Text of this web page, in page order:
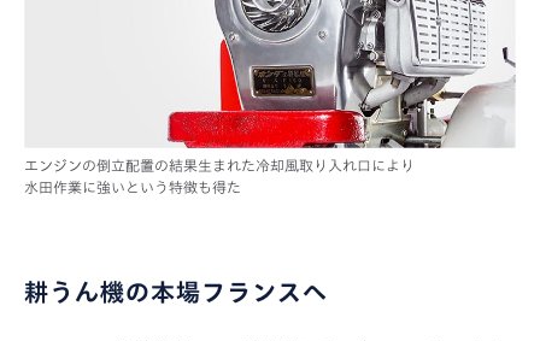
エンジンの倒立配置の結果生まれた冷却風取り入れ口により
水田作業に強いという特徴も得た
耕うん機の本場フランスへ